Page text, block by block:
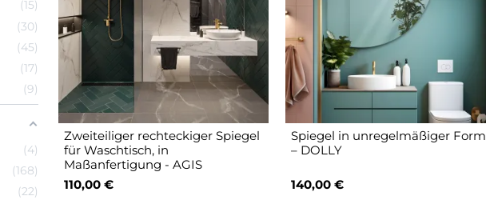
15
30
45
17
9
4
168
22
Zweiteiliger rechteckiger Spiegel
für Waschtisch, in
Maßanfertigung - AGIS
110,00 €
Spiegel in unregelmäßiger Form
– DOLLY
140,00 €